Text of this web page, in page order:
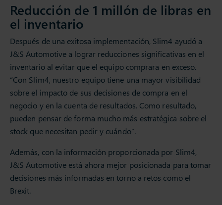
Reducción de 1 millón de libras en
el inventario
Después de una exitosa implementación, Slim4 ayudó a
J&S Automotive a lograr reducciones significativas en el
inventario al evitar que el equipo comprara en exceso.
“Con Slim4, nuestro equipo tiene una mayor visibilidad
sobre el impacto de sus decisiones de compra en el
negocio y en la cuenta de resultados. Como resultado,
pueden pensar de forma mucho más estratégica sobre el
stock que necesitan pedir y cuándo”.
Además, con la información proporcionada por Slim4,
J&S Automotive está ahora mejor posicionada para tomar
decisiones más informadas en torno a retos como el
Brexit.